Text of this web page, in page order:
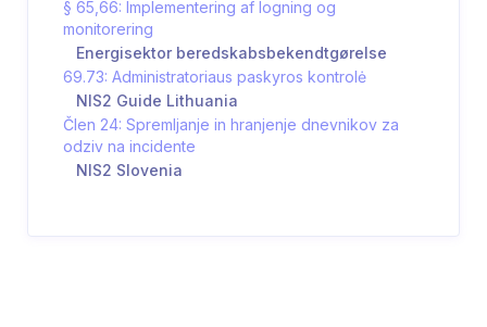
§ 65,66: Implementering af logning og
monitorering
Energisektor beredskabsbekendtgørelse
69.73: Administratoriaus paskyros kontrolė
NIS2 Guide Lithuania
Člen 24: Spremljanje in hranjenje dnevnikov za
odziv na incidente
NIS2 Slovenia